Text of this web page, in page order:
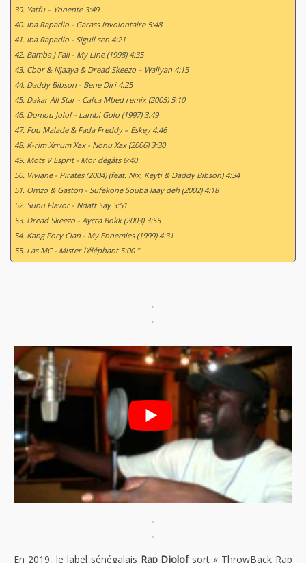
39. Yatfu – Yonente 3:49
40. Iba Rapadio - Garass Involontaire 5:48
41. Iba Rapadio - Siguil sen 4:21
42. Bamba J Fall - My Line (1998) 4:35
43. Cbor & Njaaya & Dread Skeezo – Waliyan 4:15
44. Daddy Bibson - Bene Diri 4:25
45. Dakar All Star - Cafca Mbed remix (2005) 5:10
46. Domou Jolof - Lambi Golo (1997) 3:49
47. Fou Malade & Fada Freddy – Eskey 4:46
48. K-rim Xrrum Xax - Nonu Xax (2006) 3:30
49. Mots V Esprit - Mor dégâts 6:40
50. Viviane - Pirates (2004) (feat. Nix, Keyti & Daddy Bibson) 4:34
51. Omzo & Gaston - Sufekone Souba laay deh (2002) 4:18
52. Sunu Flavor - Ndatt Say 3:51
53. Dread Skeezo - Aycca Bokk (2003) 3:55
54. Kang Fory Clan - My Ennemies (1999) 4:31
55. Las MC - Mister l'éléphant 5:00 ”
"
"
"
"
En 2019, le label sénégalais Rap Djolofsort « ThrowBack Rap